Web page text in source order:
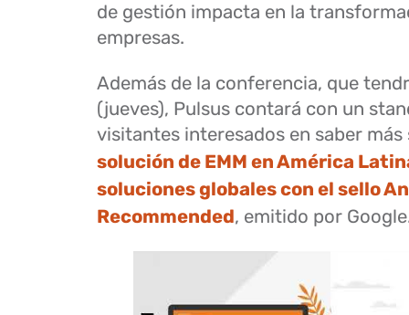
de gestión impacta en la
empresas.
Además de la conferencia, que
(jueves), Pulsus contará con un
visitantes interesados en saber
solución de EMM en América
soluciones globales con el sello
Recommended, emitido por